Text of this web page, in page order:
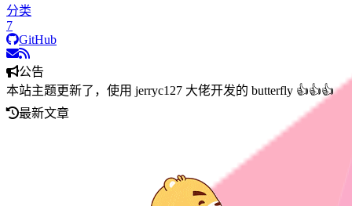
分类
7
GitHub
公告
本站主题更新了，使用 jerryc127 大佬开发的 butterfly 👍👍👍
最新文章